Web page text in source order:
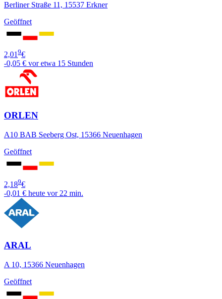
Berliner Straße 11, 15537 Erkner
Geöffnet
2,019€
-0,05 € vor etwa 15 Stunden
ORLEN
A10 BAB Seeberg Ost, 15366 Neuenhagen
Geöffnet
2,189€
-0,01 € heute vor 22 min.
ARAL
A 10, 15366 Neuenhagen
Geöffnet